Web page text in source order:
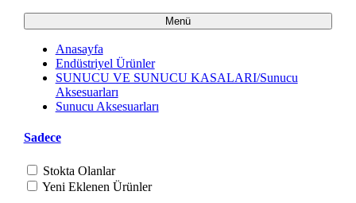
Menü
Anasayfa
Endüstriyel Ürünler
SUNUCU VE SUNUCU KASALARI/Sunucu
Aksesuarları
Sunucu Aksesuarları
Sadece
Stokta Olanlar
Yeni Eklenen Ürünler